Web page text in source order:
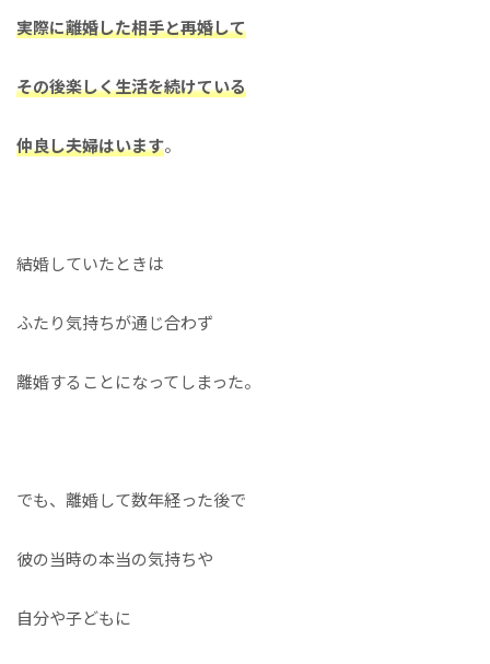
実際に離婚した相手と再婚して
その後楽しく生活を続けている
仲良し夫婦はいます。
結婚していたときは
ふたり気持ちが通じ合わず
離婚することになってしまった。
でも、離婚して数年経った後で
彼の当時の本当の気持ちや
自分や子どもに